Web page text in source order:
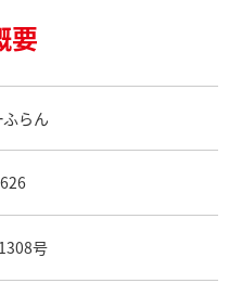
要
らん
号